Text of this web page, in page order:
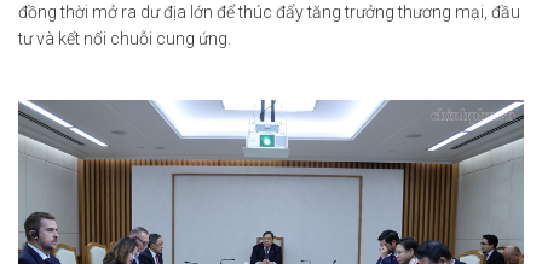
đồng thời mở ra dư địa lớn để thúc đẩy tăng trưởng thương mại, đầu
tư và kết nối chuỗi cung ứng.